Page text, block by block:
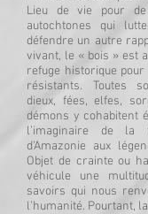
Lieu de vie pour de
autochtones qui
défendre un autre
vivant, le « bois » est
refuge historique
résistants. Toutes
dieux, fées, elfes,
démons y cohabitent
l’imaginaire de la
d’Amazonie aux
Objet de crainte ou
véhicule une
savoirs qui nous
l’humanité. Pourtant,